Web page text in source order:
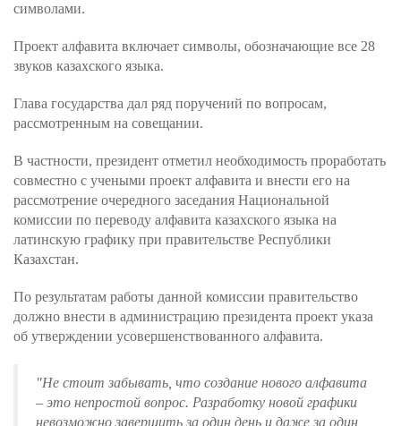
символами.
Проект алфавита включает символы, обозначающие все 28
звуков казахского языка.
Глава государства дал ряд поручений по вопросам,
рассмотренным на совещании.
В частности, президент отметил необходимость проработать
совместно с учеными проект алфавита и внести его на
рассмотрение очередного заседания Национальной
комиссии по переводу алфавита казахского языка на
латинскую графику при правительстве Республики
Казахстан.
По результатам работы данной комиссии правительство
должно внести в администрацию президента проект указа
об утверждении усовершенствованного алфавита.
"Не стоит забывать, что создание нового алфавита
– это непростой вопрос. Разработку новой графики
невозможно завершить за один день и даже за один